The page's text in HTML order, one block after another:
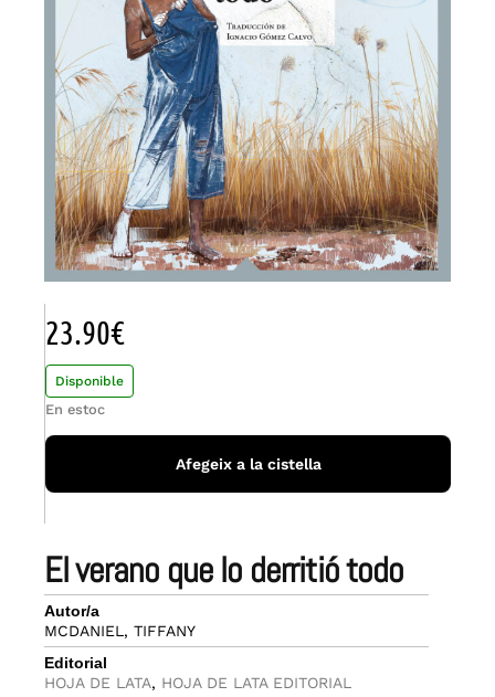
el verano que lo derritió todo
Autor/a
MCDANIEL, TIFFANY
Editorial
HOJA DE LATA, HOJA DE LATA EDITORIAL
23.90€
Disponible
En estoc
Afegeix a la cistella